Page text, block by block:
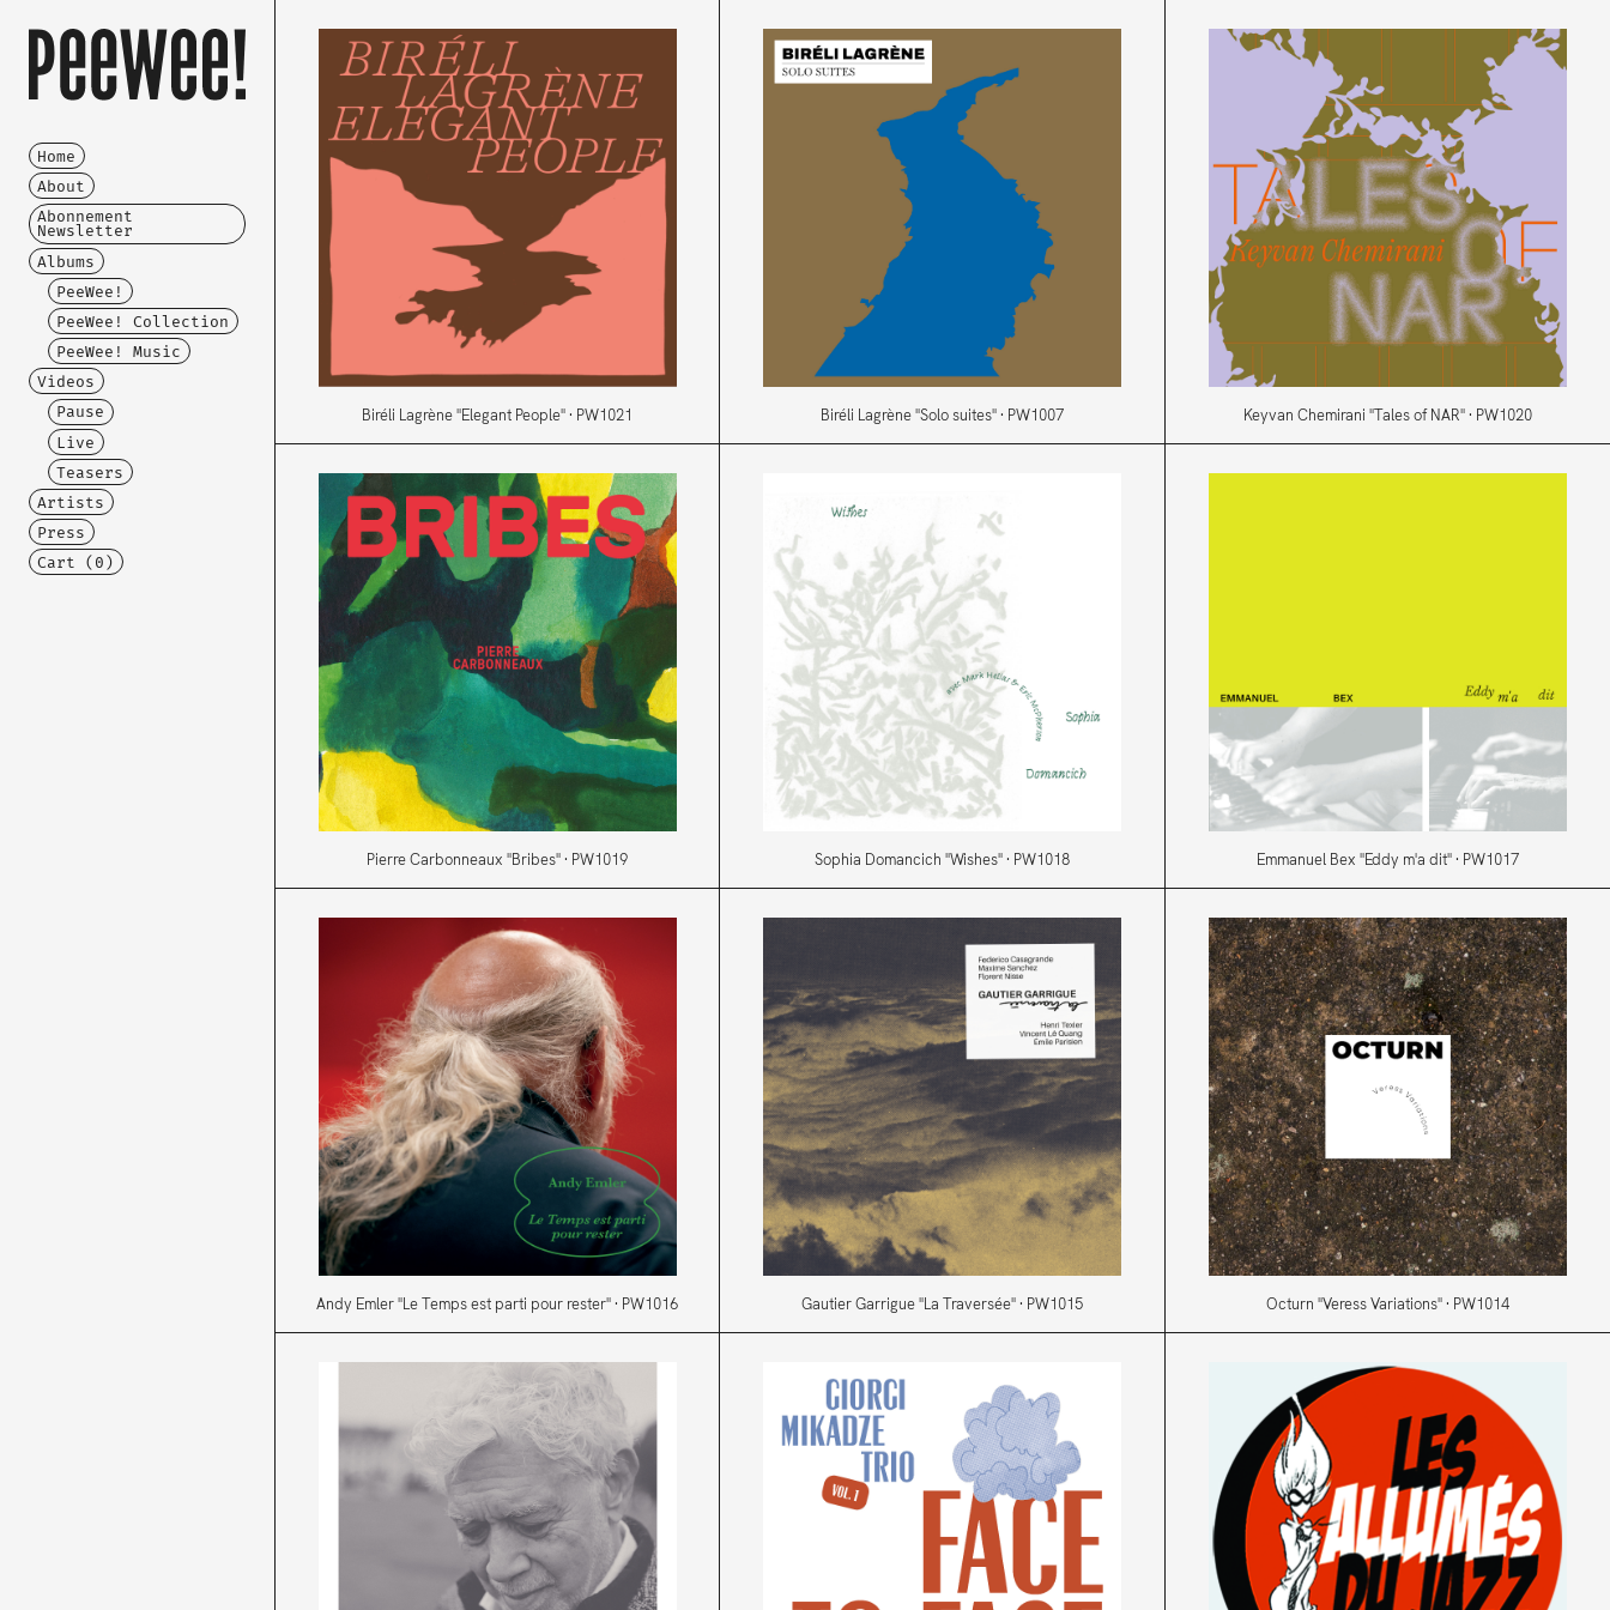
Home
About
Abonnement
Newsletter
Albums
PeeWee!
PeeWee! Collection
PeeWee! Music
Videos
Pause
Live
Teasers
Artists
Press
Cart ( 0 )
Biréli Lagrène "Elegant People" · PW1021 Biréli Lagrène "Solo suites" · PW1007 Keyvan Chemirani "Tales of NAR" · PW1020
Pierre Carbonneaux "Bribes" · PW1019 Sophia Domancich "Wishes" · PW1018 Emmanuel Bex "Eddy m'a dit" · PW1017
Andy Emler "Le Temps est parti pour rester" · PW1016 Gautier Garrigue "La Traversée" · PW1015 Octurn "Veress Variations" · PW1014